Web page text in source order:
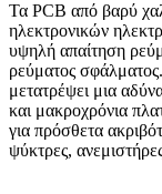
Τα PCB από βαρύ
ηλεκτρονικών
υψηλή απαίτηση
ρεύματος
μετατρέψει μια
και μακροχρόνια
για πρόσθετα
ψύκτρες,